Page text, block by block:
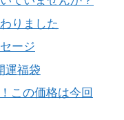
りました
ージ
運福袋
この価格は今回